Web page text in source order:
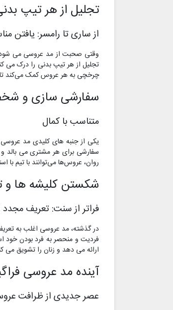
تجلیل از هر تیپ
از ساری تا رامسر: یافتن
وقتی صحبت از مد عروسی می شود،
تجلیل از هر تیپ بدنی را درک می
چرخچی به هر عروس کمک می‌کند تا
سفارشی سازی و
متناسب با کمال
یکی از جنبه های کلیدی مد
سفارشی برای هر مشتری می بالد
روان، عروس‌ها می‌توانند با تیم با
شکستن کلیشه ها و
فراتر از سنت: تعریف
در گذشته، مد عروسی اغلب به
فردیت و منحصر به فرد بودن خود
ارائه می دهد و زنان را تشویق می
آینده مد عروسی
عصر جدیدی از ظرافت